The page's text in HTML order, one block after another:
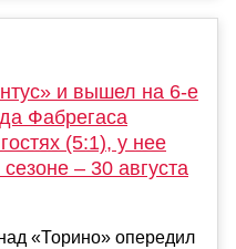
и вышел на 6-е
Фабрегаса
(5:1), у нее
– 30 августа
«Торино» опередил